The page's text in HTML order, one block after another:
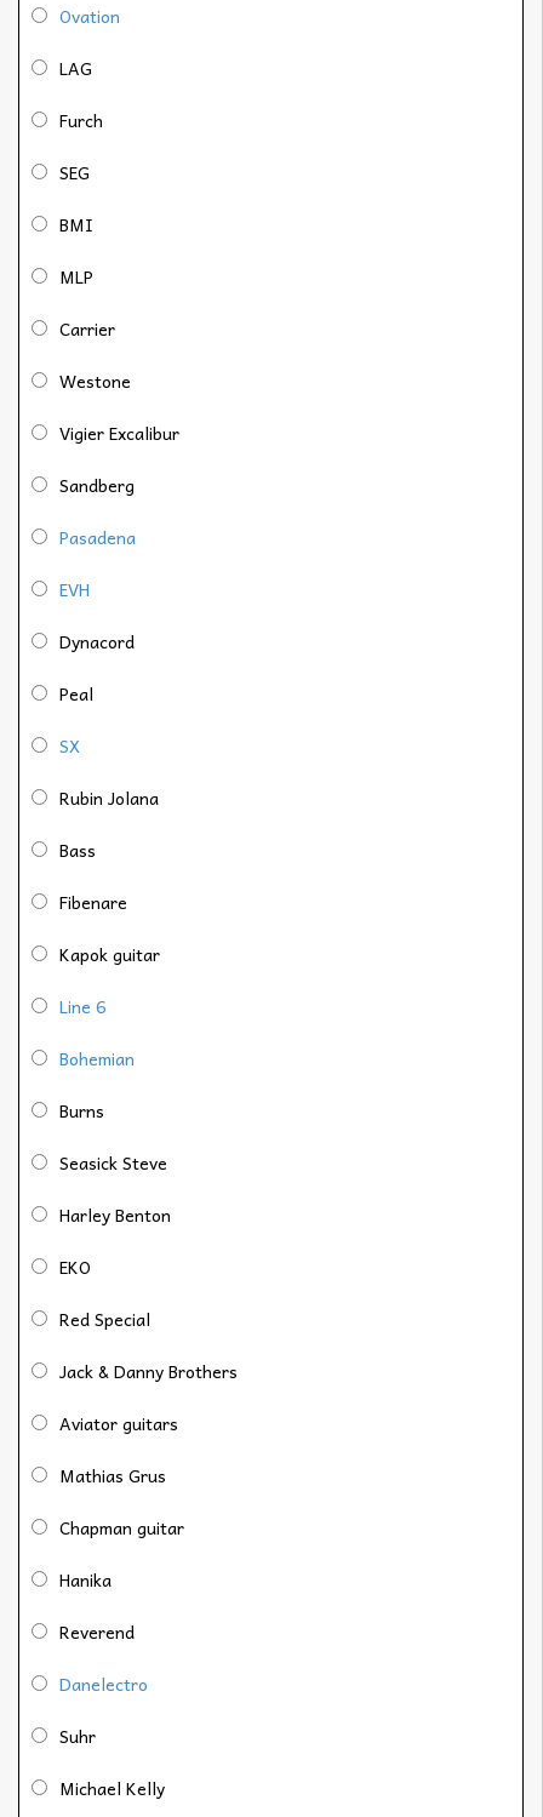
Ovation
LAG
Furch
SEG
BMI
MLP
Carrier
Westone
Vigier Excalibur
Sandberg
Pasadena
EVH
Dynacord
Peal
SX
Rubin Jolana
Bass
Fibenare
Kapok guitar
Line 6
Bohemian
Burns
Seasick Steve
Harley Benton
EKO
Red Special
Jack & Danny Brothers
Aviator guitars
Mathias Grus
Chapman guitar
Hanika
Reverend
Danelectro
Suhr
Michael Kelly